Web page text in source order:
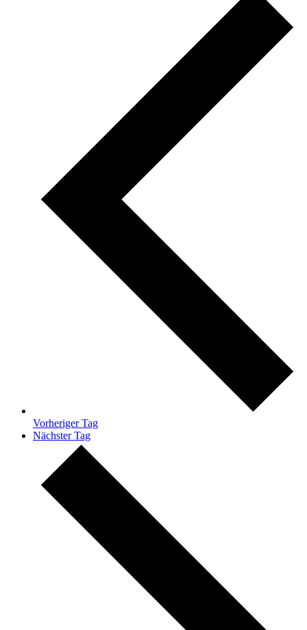
Vorheriger Tag
Nächster Tag